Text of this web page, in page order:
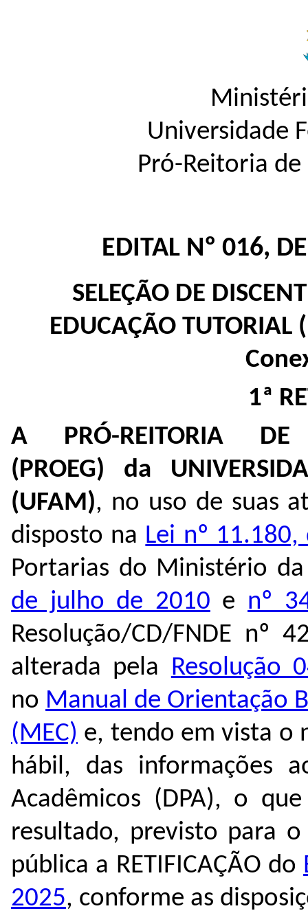
Universidade
Pró-Reitoria de
EDITAL Nº 016,
SELEÇÃO DE
EDUCAÇÃO TUTORIAL
1ª
A PRÓ-REITORIA
(PROEG) da
(UFAM), no uso de suas
disposto na Lei nº
Portarias do Ministério
de julho de 2010 e nº
Resolução/CD/FNDE nº
alterada pela Resolução
no Manual de Orientação
(MEC) e, tendo em vista o
hábil, das informações
Acadêmicos (DPA), o
resultado, previsto para
pública a RETIFICAÇÃO do
2025, conforme as